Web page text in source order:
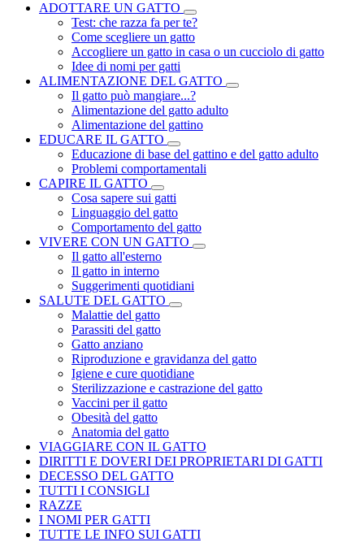
ADOTTARE UN GATTO
Test: che razza fa per te?
Come scegliere un gatto
Accogliere un gatto in casa o un cucciolo di gatto
Idee di nomi per gatti
ALIMENTAZIONE DEL GATTO
Il gatto può mangiare...?
Alimentazione del gatto adulto
Alimentazione del gattino
EDUCARE IL GATTO
Educazione di base del gattino e del gatto adulto
Problemi comportamentali
CAPIRE IL GATTO
Cosa sapere sui gatti
Linguaggio del gatto
Comportamento del gatto
VIVERE CON UN GATTO
Il gatto all'esterno
Il gatto in interno
Suggerimenti quotidiani
SALUTE DEL GATTO
Malattie del gatto
Parassiti del gatto
Gatto anziano
Riproduzione e gravidanza del gatto
Igiene e cure quotidiane
Sterilizzazione e castrazione del gatto
Vaccini per il gatto
Obesità del gatto
Anatomia del gatto
VIAGGIARE CON IL GATTO
DIRITTI E DOVERI DEI PROPRIETARI DI GATTI
DECESSO DEL GATTO
TUTTI I CONSIGLI
RAZZE
I NOMI PER GATTI
TUTTE LE INFO SUI GATTI